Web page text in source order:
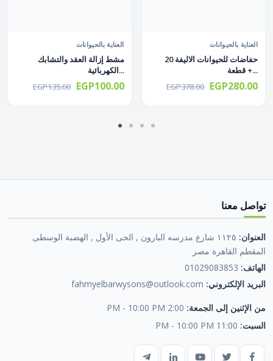
العناية بالحيوانات
مشط إزالة العقد والتشابك
الكهربائية...
EGP135.00 EGP100.00
العناية بالحيوانات
حفاضات للحيوانات الاليفة 20
قطعة +...
EGP378.00 EGP280.00
تواصل معنا
العنوان:
١١٢٥ شارع مدرسه البارون , الحى الأول , الهضبة الوسطى
المقطم القاهرة مصر
الهاتف: 01029083853
البريد الإلكتروني: fahmyelbarwysons@outlook.com
من الإثنين إلى الجمعة: 2:00 PM - 10:00 PM
السبت: 11:00 PM - 10:00 PM